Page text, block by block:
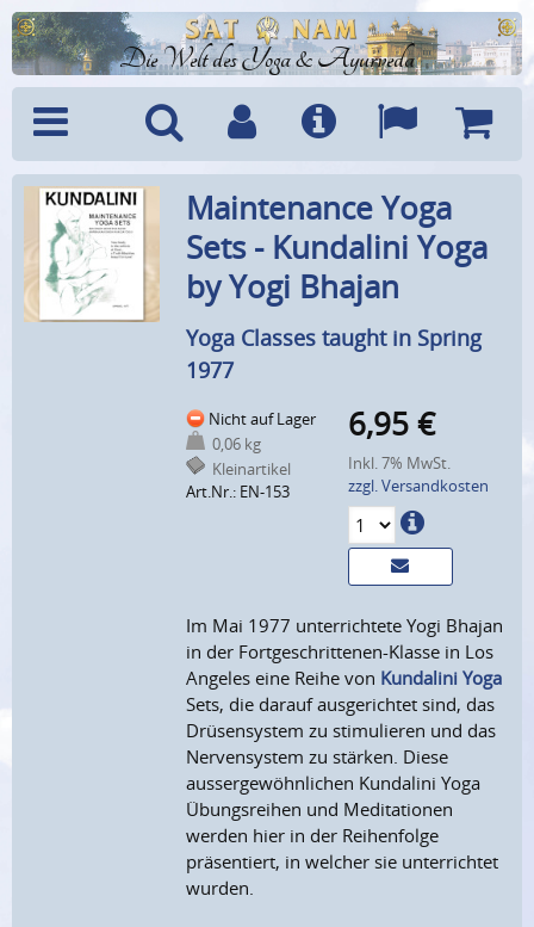
Die Welt des Yoga & Ayurveda
Menü SucheBenutzerkonto
Info Sprachen
Maintenance Yoga
Sets - Kundalini Yoga
by Yogi Bhajan
Yoga Classes taught in Spring
1977
Nicht auf Lager
0,06 kg
Kleinartikel
Art.Nr.: EN-153
6,95 €
Inkl. 7% MwSt.
zzgl. Versandkosten
Im Mai 1977 unterrichtete Yogi Bhajan
in der Fortgeschrittenen-Klasse in Los
Angeles eine Reihe von Kundalini Yoga
Sets, die darauf ausgerichtet sind, das
Drüsensystem zu stimulieren und das
Nervensystem zu stärken. Diese
aussergewöhnlichen Kundalini Yoga
Übungsreihen und Meditationen
werden hier in der Reihenfolge
präsentiert, in welcher sie unterrichtet
wurden.